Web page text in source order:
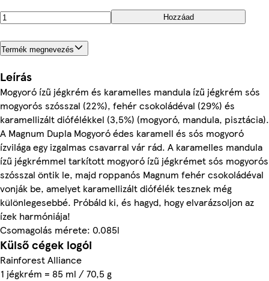
Hozzáad
Termék megnevezés
Leírás
Mogyoró ízű jégkrém és karamelles mandula ízű jégkrém sós
mogyorós szósszal (22%), fehér csokoládéval (29%) és
karamellizált diófélékkel (3,5%) (mogyoró, mandula, pisztácia).
A Magnum Dupla Mogyoró édes karamell és sós mogyoró
ízvilága egy izgalmas csavarral vár rád. A karamelles mandula
ízű jégkrémmel tarkított mogyoró ízű jégkrémet sós mogyorós
szósszal öntik le, majd roppanós Magnum fehér csokoládéval
vonják be, amelyet karamellizált diófélék tesznek még
különlegesebbé. Próbáld ki, és hagyd, hogy elvarázsoljon az
ízek harmóniája!
Csomagolás mérete: 0.085l
Külső cégek logói
Rainforest Alliance
1 jégkrém = 85 ml / 70,5 g